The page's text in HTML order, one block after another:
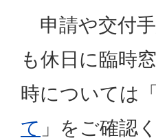
申請や交付
も休日に臨時
時については「
て 」をご確認